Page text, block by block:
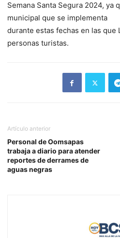
Semana Santa Segura 2024, ya
municipal que se implementa
durante estas fechas en las que
personas turistas.
Artículo anterior
Personal de Oomsapas
trabaja a diario para atender
reportes de derrames de
aguas negras